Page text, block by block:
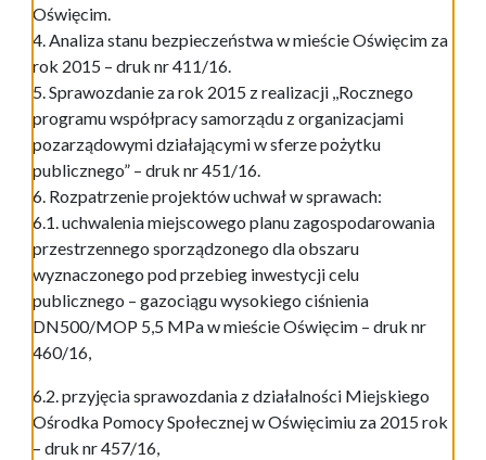
Oświęcim.
4. Analiza stanu bezpieczeństwa w mieście Oświęcim za
rok 2015 – druk nr 411/16.
5. Sprawozdanie za rok 2015 z realizacji ,,Rocznego
programu współpracy samorządu z organizacjami
pozarządowymi działającymi w sferze pożytku
publicznego” – druk nr 451/16.
6. Rozpatrzenie projektów uchwał w sprawach:
6.1. uchwalenia miejscowego planu zagospodarowania
przestrzennego sporządzonego dla obszaru
wyznaczonego pod przebieg inwestycji celu
publicznego – gazociągu wysokiego ciśnienia
DN500/MOP 5,5 MPa w mieście Oświęcim – druk nr
460/16,
6.2. przyjęcia sprawozdania z działalności Miejskiego
Ośrodka Pomocy Społecznej w Oświęcimiu za 2015 rok
– druk nr 457/16,